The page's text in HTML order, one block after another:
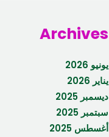
Archives
يونيو 2026
يناير 2026
ديسمبر 2025
سبتمبر 2025
أغسطس 2025